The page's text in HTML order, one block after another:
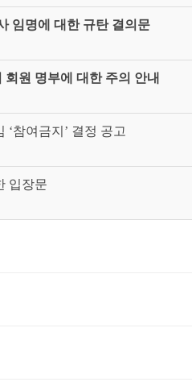
임명에 대한 규탄 결의문
원 명부에 대한 주의 안내
참여금지’ 결정 공고
입장문